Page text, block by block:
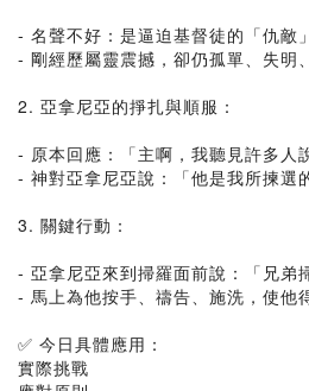
- 名聲不好：是逼迫基督徒的「仇敵」
- 剛經歷屬靈震撼，卻仍孤單、失明
2. 亞拿尼亞的掙扎與順服：
- 原本回應：「主啊，我聽見許多
- 神對亞拿尼亞說：「他是我所揀選
3. 關鍵行動：
- 亞拿尼亞來到掃羅面前說：「兄弟
- 馬上為他按手、禱告、施洗，使他
✅ 今日具體應用：
實際挑戰